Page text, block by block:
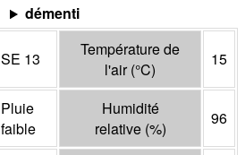
démenti
SE 13
Température de
l'air(°C)
15
Pluie
faible
Humidité
relative (%)
96